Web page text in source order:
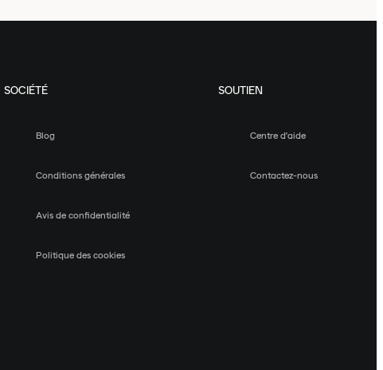
SOCIÉTÉ
Blog
Conditions générales
Avis de confidentialité
Politique des cookies
SOUTIEN
Centre d'aide
Contactez-nous